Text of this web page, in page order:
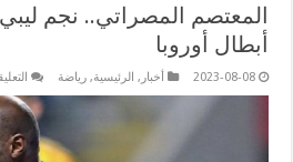
المعتصم المصراتي.. نجم
أبطال أوروبا
2023-08-08 أخبار , الرئيسية,رياضة